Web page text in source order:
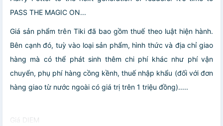
PASS THE MAGIC ON...
Giá sản phẩm trên Tiki đã bao gồm thuế theo luật hiện hành.
Bên cạnh đó, tuỳ vào loại sản phẩm, hình thức và địa chỉ giao
hàng mà có thể phát sinh thêm chi phí khác như phí vận
chuyển, phụ phí hàng cồng kềnh, thuế nhập khẩu (đối với đơn
hàng giao từ nước ngoài có giá trị trên 1 triệu đồng).....
Giá DIEM